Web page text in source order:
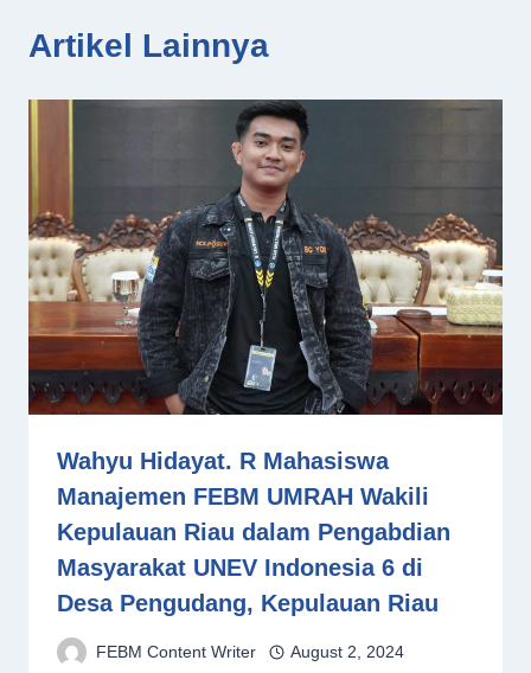
Artikel Lainnya
Wahyu Hidayat. R Mahasiswa
Manajemen FEBM UMRAH Wakili
Kepulauan Riau dalam Pengabdian
Masyarakat UNEV Indonesia 6 di
Desa Pengudang, Kepulauan Riau
FEBM Content Writer August 2, 2024